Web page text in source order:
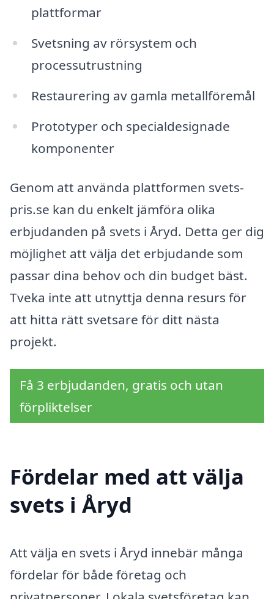
plattformar
Svetsning av rörsystem och
processutrustning
Restaurering av gamla metallföremål
Prototyper och specialdesignade
komponenter
Genom att använda plattformen svets-
pris.se kan du enkelt jämföra olika
erbjudanden på svets i Åryd. Detta ger dig
möjlighet att välja det erbjudande som
passar dina behov och din budget bäst.
Tveka inte att utnyttja denna resurs för
att hitta rätt svetsare för ditt nästa
projekt.
Få 3 erbjudanden, gratis och utan
förpliktelser
Fördelar med att välja
svets i Åryd
Att välja en svets i Åryd innebär många
fördelar för både företag och